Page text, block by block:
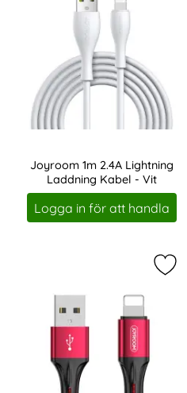
Joyroom 1m 2.4A Lightning
Laddning Kabel - Vit
Art. nr 19298
Logga in för att handla
joyroom 1m 3A Lightning